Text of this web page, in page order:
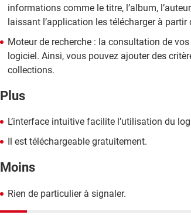
informations comme le titre, l’album,
laissant l’application les télécharger à partir
Moteur de recherche : la consultation de
logiciel. Ainsi, vous pouvez ajouter des
collections.
Plus
L’interface intuitive facilite l’utilisation du
Il est téléchargeable gratuitement.
Moins
Rien de particulier à signaler.